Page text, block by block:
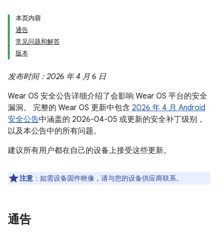
本页内容
通告
常见问题和解答
版本
发布时间：2026 年 4 月 6 日
Wear OS 安全公告详细介绍了会影响 Wear OS 平台的安全
漏洞。 完整的 Wear OS 更新中包含 2026 年 4 月 Android
安全公告中涵盖的 2026-04-05 或更新的安全补丁级别，
以及本公告中的所有问题。
建议所有用户都在自己的设备上接受这些更新。
注意 ：如需设备固件映像，请与您的设备供应商联系。
通告